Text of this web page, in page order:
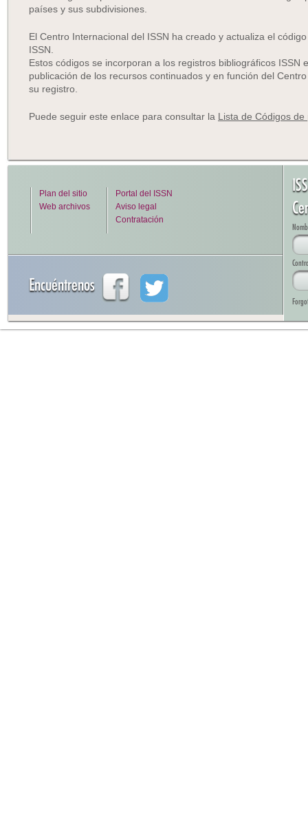
países y sus subdivisiones.
El Centro Internacional del ISSN ha creado y actualiza el
ISSN.
Estos códigos se incorporan a los registros bibliográficos ISSN
publicación de los recursos continuados y en función del
su registro.
Puede seguir este enlace para consultar la Lista de Códigos de
Plan del sitio
Web archivos
Portal del ISSN
Aviso legal
Contratación
Encuéntrenos